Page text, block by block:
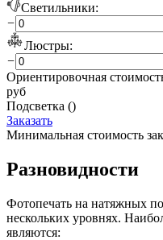
Светильники:
−
Люстры:
−
Ориентировочная
руб
Подсветка ()
Заказать
Минимальная стоимость
Разновидности
Фотопечать на натяжных
нескольких уровнях.
являются: